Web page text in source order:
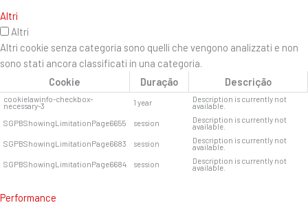
Altri
Altri
Altri cookie senza categoria sono quelli che vengono analizzati e non
sono stati ancora classificati in una categoria.
Cookie
Duração Descrição
cookielawinfo-checkbox-
necessary-3 1 year Description is currently not
available.
SGPBShowingLimitationPage6655
session Description is currently not
available.
SGPBShowingLimitationPage6683
session Description is currently not
available.
SGPBShowingLimitationPage6684
session Description is currently not
available.
Performance